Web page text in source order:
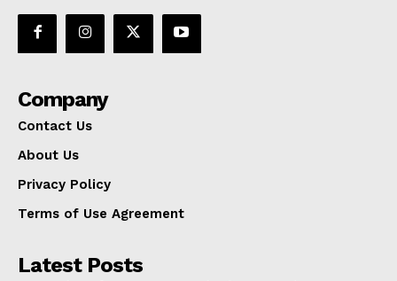
Company
Contact Us
About Us
Privacy Policy
Terms of Use Agreement
Latest Posts